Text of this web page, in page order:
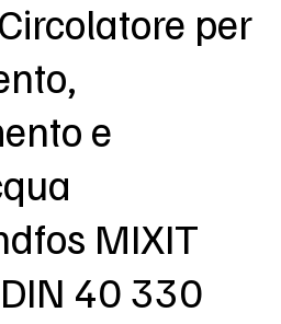
per
e
MIXIT
40 330